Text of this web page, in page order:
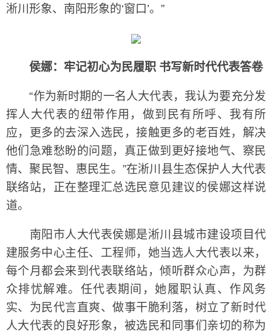
淅川形象、南阳形象的‘窗口’。”
侯娜：牢记初心为民履职 书写新时代代表答卷
“作为新时期的一名人大代表，我认为要充分发
挥人大代表的纽带作用，做到民有所呼、我有所
应，更多的去深入选民，接触更多的老百姓，解决
他们急难愁盼的问题，真正做到更好接地气、察民
情、聚民智、惠民生。”在淅川县生态保护人大代表
联络站，正在整理汇总选民意见建议的侯娜这样说
道。
南阳市人大代表侯娜是淅川县城市建设项目代
建服务中心主任、工程师，她当选人大代表以来，
每个月都会来到代表联络站，倾听群众心声，为群
众排忧解难。任代表期间，她履职认真、作风务
实、为民代言直爽、做事干脆利落，树立了新时代
人大代表的良好形象，被选民和同事们亲切的称为